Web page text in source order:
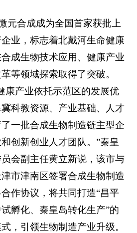
元合成成为全国首家获批上
业，标志着北戴河生命健康
成生物技术应用、健康产业
等领域探索取得了突破。
康产业依托示范区的发展优
科教资源、产业基础、人才
一批合成生物制造链主型企
创新创业人才团队。”秦皇
会副主任黄立新说，该市与
市津南区签署合成生物制造
作协议，将共同打造“昌平
孵化、秦皇岛转化生产”的
，引领生物制造产业升级。